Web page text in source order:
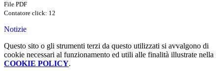
File PDF
Contatore click: 12
Notizie
Questo sito o gli strumenti terzi da questo utilizzati si avvalgono di
cookie necessari al funzionamento ed utili alle finalità illustrate nella
COOKIE POLICY.